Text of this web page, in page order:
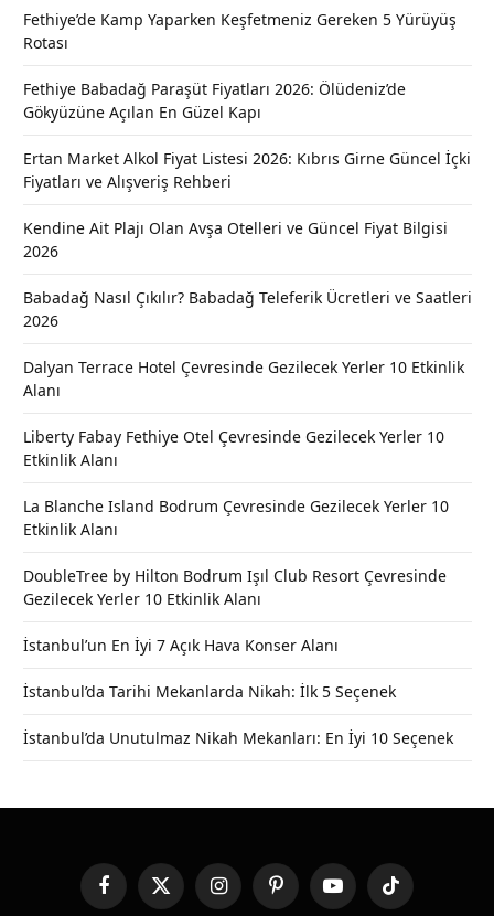
Fethiye’de Kamp Yaparken Keşfetmeniz Gereken 5 Yürüyüş
Rotası
Fethiye Babadağ Paraşüt Fiyatları 2026: Ölüdeniz’de
Gökyüzüne Açılan En Güzel Kapı
Ertan Market Alkol Fiyat Listesi 2026: Kıbrıs Girne Güncel İçki
Fiyatları ve Alışveriş Rehberi
Kendine Ait Plajı Olan Avşa Otelleri ve Güncel Fiyat Bilgisi
2026
Babadağ Nasıl Çıkılır? Babadağ Teleferik Ücretleri ve Saatleri
2026
Dalyan Terrace Hotel Çevresinde Gezilecek Yerler 10 Etkinlik
Alanı
Liberty Fabay Fethiye Otel Çevresinde Gezilecek Yerler 10
Etkinlik Alanı
La Blanche Island Bodrum Çevresinde Gezilecek Yerler 10
Etkinlik Alanı
DoubleTree by Hilton Bodrum Işıl Club Resort Çevresinde
Gezilecek Yerler 10 Etkinlik Alanı
İstanbul’un En İyi 7 Açık Hava Konser Alanı
İstanbul’da Tarihi Mekanlarda Nikah: İlk 5 Seçenek
İstanbul’da Unutulmaz Nikah Mekanları: En İyi 10 Seçenek
FacebookX
InstagramPinterestYouTubeTikTok